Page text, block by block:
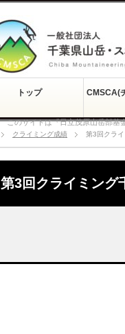
このサイトは『日立茂原山岳部基
トップ CMSCA(
クライミング成績 第3回クラ
第3回クライミング